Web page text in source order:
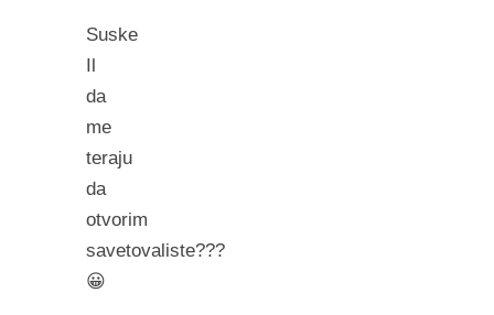
Suske
Il
da
me
teraju
da
otvorim
savetovaliste???
😀